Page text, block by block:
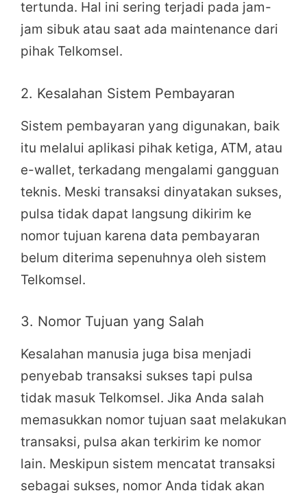
tertunda. Hal ini sering terjadi pada jam-
jam sibuk atau saat ada maintenance dari
pihak Telkomsel.
2. Kesalahan Sistem Pembayaran
Sistem pembayaran yang digunakan, baik
itu melalui aplikasi pihak ketiga, ATM, atau
e-wallet, terkadang mengalami gangguan
teknis. Meski transaksi dinyatakan sukses,
pulsa tidak dapat langsung dikirim ke
nomor tujuan karena data pembayaran
belum diterima sepenuhnya oleh sistem
Telkomsel.
3. Nomor Tujuan yang Salah
Kesalahan manusia juga bisa menjadi
penyebab transaksi sukses tapi pulsa
tidak masuk Telkomsel. Jika Anda salah
memasukkan nomor tujuan saat melakukan
transaksi, pulsa akan terkirim ke nomor
lain. Meskipun sistem mencatat transaksi
sebagai sukses, nomor Anda tidak akan